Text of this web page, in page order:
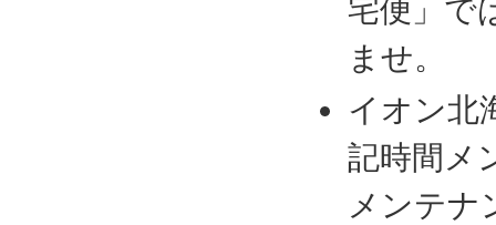
宅便」で
ませ。
イオン北
記時間メ
メンテナ